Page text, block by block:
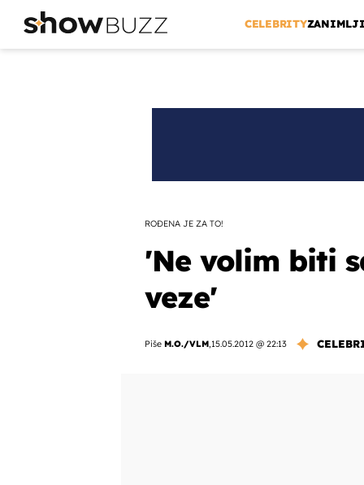
CELEBRITY
ROĐENA JE ZA TO!
'Ne volim biti
veze'
Piše M.O./VLM,15.05.2012 @ 22:13